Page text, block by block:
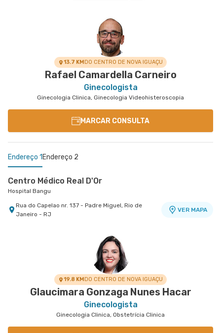
13.7 KMDO CENTRO DE NOVA IGUAÇU
Rafael Camardella Carneiro
Ginecologista
Ginecologia Clinica, Ginecologia Videohisteroscopia
MARCAR CONSULTA
Endereço 1 Endereço 2
Centro Médico Real D'Or
Hospital Bangu
Rua do Capelao nr. 137 - Padre Miguel, Rio de
Janeiro - RJ
VER MAPA
Estrada Dos Bandeirantes nr. 363 - Taquara
Jacarepagua, Rio de Janeiro - RJ
19.8 KMDO CENTRO DE NOVA IGUAÇU
Glaucimara Gonzaga Nunes Hacar
Ginecologista
Ginecologia Clinica, Obstetrícia Clinica